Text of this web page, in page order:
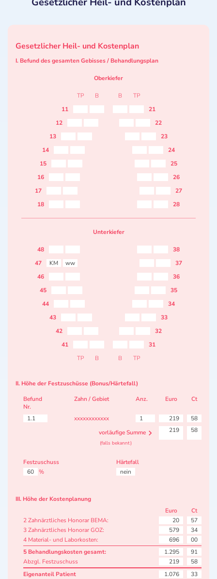
Gesetzlicher Heil- und Kostenplan
I. Befund des gesamten Gebisses / Behandlungsplan
Oberkiefer
TP B B
TP
11
21
12
22
13
23
14
24
15
25
16
26
17
27
18
28
Unterkiefer
48
38
47
KM ww
37
46
36
45
35
44
34
43
33
42
32
41
31
TP
B B TP
II. Höhe der Festzuschüsse (Bonus/Härtefall)
Befund
Nr.
Zahn / Gebiet Anz. Euro Ct
1.1 xxxxxxxxxxxx 1 219
58
vorläufige Summe
219 58
(falls bekannt)
Festzuschuss
60
%
Härtefall
nein
III. Höhe der Kostenplanung
Euro
Ct
2 Zahnärztliches Honorar BEMA:
20
57
3 Zahnärztliches Honorar GOZ:
579
34
4 Material- und Laborkosten:
696
00
5 Behandlungskosten gesamt:
1.295
91
Abzgl. Festzuschuss
219
58
Eigenanteil Patient
1.076 33